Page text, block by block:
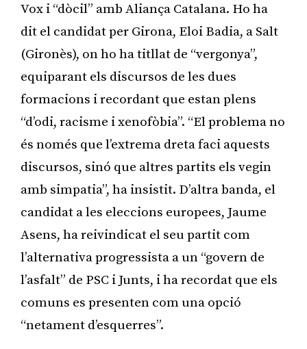
Vox i “dòcil” amb Aliança Catalana. Ho ha
dit el candidat per Girona, Eloi Badia, a Salt
(Gironès), on ho ha titllat de “vergonya”,
equiparant els discursos de les dues
formacions i recordant que estan plens
“d’odi, racisme i xenofòbia”. “El problema no
és només que l’extrema dreta faci aquests
discursos, sinó que altres partits els vegin
amb simpatia”, ha insistit. D’altra banda, el
candidat a les eleccions europees, Jaume
Asens, ha reivindicat el seu partit com
l’alternativa progressista a un “govern de
l’asfalt” de PSC i Junts, i ha recordat que els
comuns es presenten com una opció
“netament d’esquerres”.